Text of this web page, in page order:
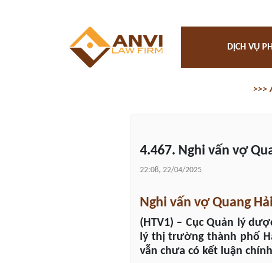
DỊCH VỤ
>>>
4.467. Nghi vấn vợ
22:08, 22/04/2025
Nghi vấn vợ Quang
(HTV1) – Cục Quản lý
lý thị trường thành phố
vẫn chưa có kết luận